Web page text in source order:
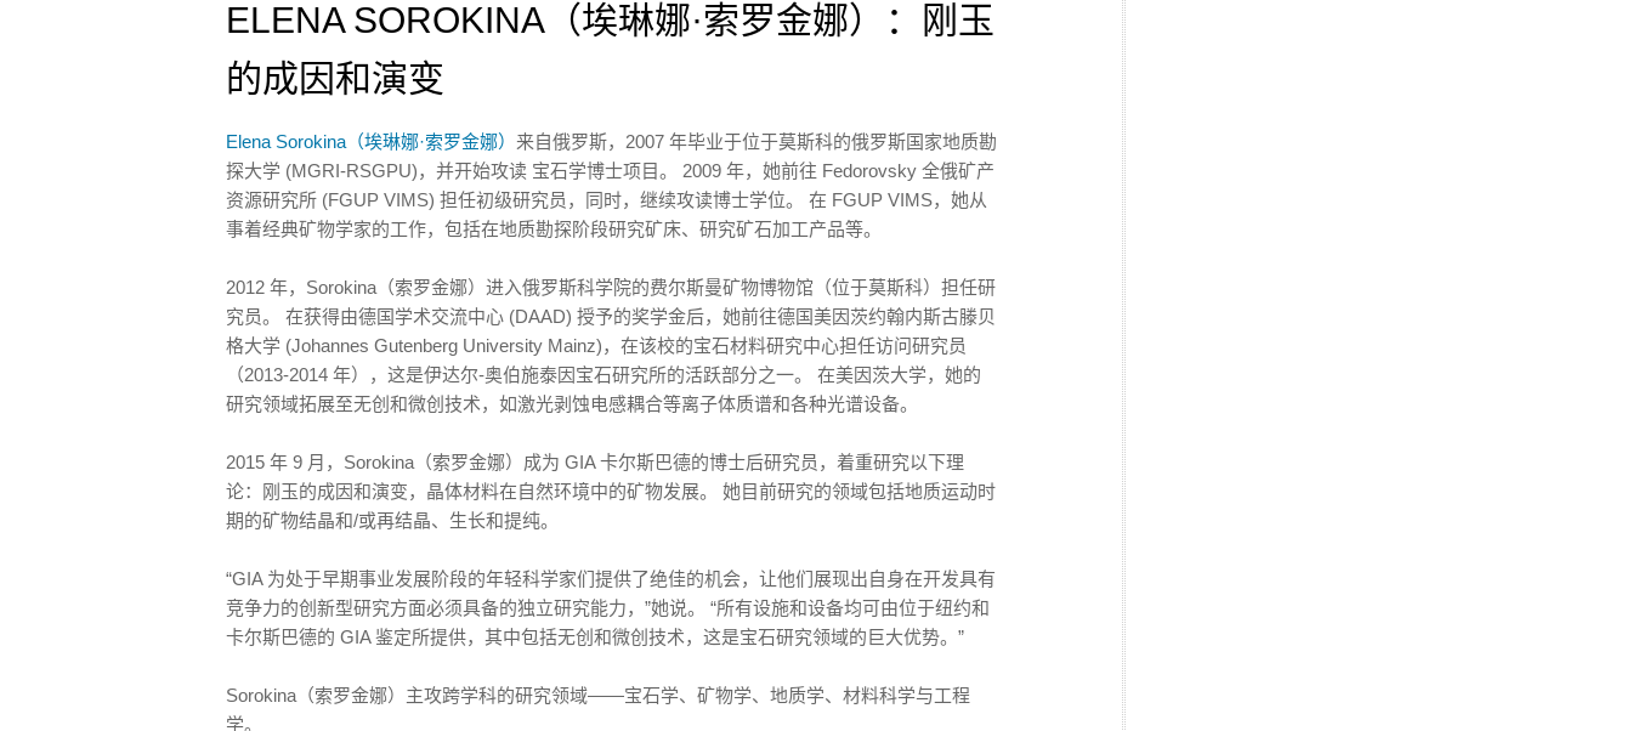
ELENA SOROKINA（埃琳娜·索罗金娜）：刚玉
的成因和演变
Elena Sorokina（埃琳娜·索罗金娜） 来自俄罗斯，2007 年毕业于位于莫斯科的俄罗斯国家地质勘
探大学 (MGRI-RSGPU)，并开始攻读 宝石学博士项目。 2009 年，她前往 Fedorovsky 全俄矿产
资源研究所 (FGUP VIMS) 担任初级研究员，同时，继续攻读博士学位。 在 FGUP VIMS，她从
事着经典矿物学家的工作，包括在地质勘探阶段研究矿床、研究矿石加工产品等。
2012 年，Sorokina（索罗金娜）进入俄罗斯科学院的费尔斯曼矿物博物馆（位于莫斯科）担任研
究员。 在获得由德国学术交流中心 (DAAD) 授予的奖学金后，她前往德国美因茨约翰内斯古滕贝
格大学 (Johannes Gutenberg University Mainz)，在该校的宝石材料研究中心担任访问研究员
（2013-2014 年），这是伊达尔-奥伯施泰因宝石研究所的活跃部分之一。 在美因茨大学，她的
研究领域拓展至无创和微创技术，如激光剥蚀电感耦合等离子体质谱和各种光谱设备。
2015 年 9 月，Sorokina（索罗金娜）成为 GIA 卡尔斯巴德的博士后研究员，着重研究以下理
论：刚玉的成因和演变，晶体材料在自然环境中的矿物发展。 她目前研究的领域包括地质运动时
期的矿物结晶和/或再结晶、生长和提纯。
“GIA 为处于早期事业发展阶段的年轻科学家们提供了绝佳的机会，让他们展现出自身在开发具有
竞争力的创新型研究方面必须具备的独立研究能力，”她说。 “所有设施和设备均可由位于纽约和
卡尔斯巴德的 GIA 鉴定所提供，其中包括无创和微创技术，这是宝石研究领域的巨大优势。”
Sorokina（索罗金娜）主攻跨学科的研究领域——宝石学、矿物学、地质学、材料科学与工程
学。